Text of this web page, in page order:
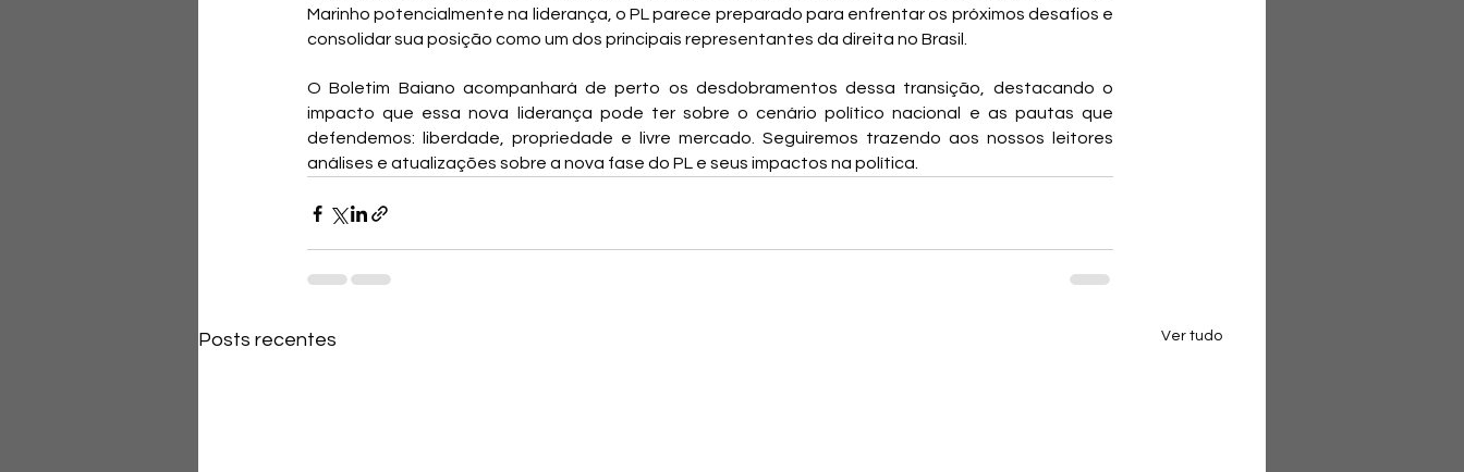
Marinho potencialmente na liderança, o PL parece preparado para enfrentar os próximos desafios e
consolidar sua posição como um dos principais representantes da direita no Brasil.
O Boletim Baiano acompanhará de perto os desdobramentos dessa transição, destacando o
impacto que essa nova liderança pode ter sobre o cenário político nacional e as pautas que
defendemos: liberdade, propriedade e livre mercado. Seguiremos trazendo aos nossos leitores
análises e atualizações sobre a nova fase do PL e seus impactos na política.
Posts recentes Ver tudo